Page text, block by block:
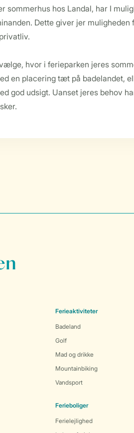
sommerhus hos Landal, har I
Dette giver jer
hvor i ferieparken jeres
en placering tæt på badelandet,
god udsigt. Uanset jeres behov
Ferieaktiviteter
Badeland
Golf
Mad og drikke
Mountainbiking
Vandsport
Ferieboliger
Ferielejlighed